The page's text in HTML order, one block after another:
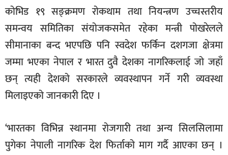
विचार
स्वास्थ्य
कोभिड १९ सङ्क्रमण रोकथाम तथा नियन्त्रण उच्चस्तरीय
समन्वय समितिका संयोजकसमेत रहेका मन्त्री पोखरेलले
सीमानाका बन्द भएपछि पनि स्वदेश फर्किन दशगजा क्षेत्रमा
जम्मा भएका नेपाल र भारत दुवै देशका नागरिकलाई जो जहाँ
छन् त्यही देशको सरकारले व्यवस्थापन गर्ने गरी व्यवस्था
मिलाइएको जानकारी दिए ।
‘भारतका विभिन्न स्थानमा रोजगारी तथा अन्य सिलसिलामा
पुगेका नेपाली नागरिक देश फिर्ताको माग गर्दै आएका छन् ।